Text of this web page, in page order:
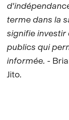
terme dans la
signifie investir
publics qui
informée. -
Jito.